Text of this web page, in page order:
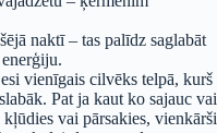
naktī – tas palīdz saglabāt
vienīgais cilvēks telpā, kurš
Pat ja kaut ko sajauc vai
vai pārsakies, vienkārši